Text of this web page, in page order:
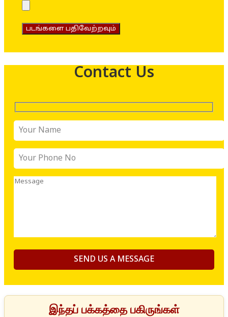
படங்களை பதிவேற்றவும்
Contact Us
இந்தப் பக்கத்தை பகிருங்கள்